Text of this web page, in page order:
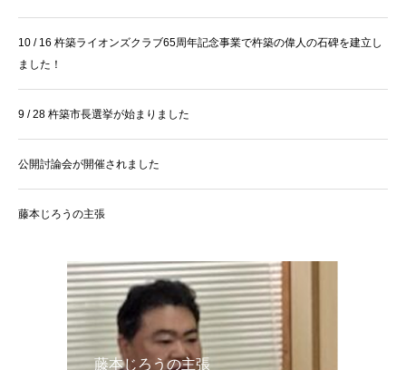
10 / 16 杵築ライオンズクラブ65周年記念事業で杵築の偉人の石碑を建立し
ました！
9 / 28 杵築市長選挙が始まりました
公開討論会が開催されました
藤本じろうの主張
藤本じろうの主張